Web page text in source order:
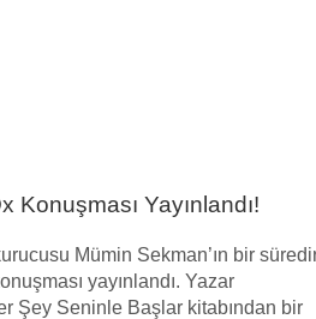
Konuşması Yayınlandı!
Mümin Sekman’ın bir
yayınlandı. Yazar
Şey Seninle Başlar kitabından bir